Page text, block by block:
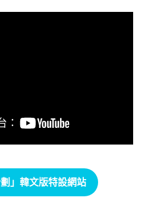
劃」韓文版特設網站